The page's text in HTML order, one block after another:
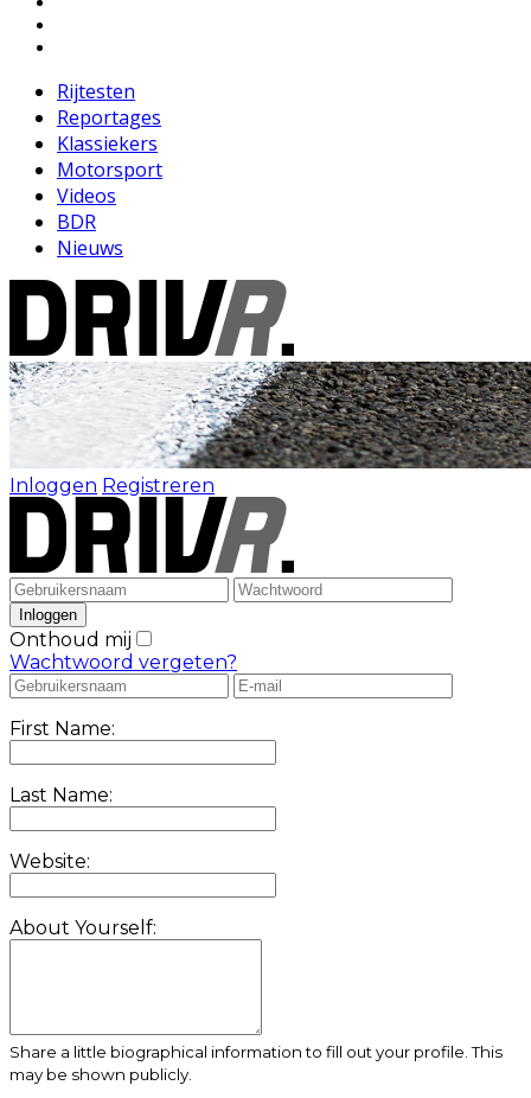
Rijtesten
Reportages
Klassiekers
Motorsport
Videos
BDR
Nieuws
Inloggen Registreren
Onthoud mij
Wachtwoord vergeten?
First Name:
Last Name:
Website:
About Yourself:
Share a little biographical information to fill out your profile. This
may be shown publicly.